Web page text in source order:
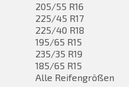
205/55 R16
225/45 R17
225/40 R18
195/65 R15
235/35 R19
185/65 R15
Alle Reifengrößen